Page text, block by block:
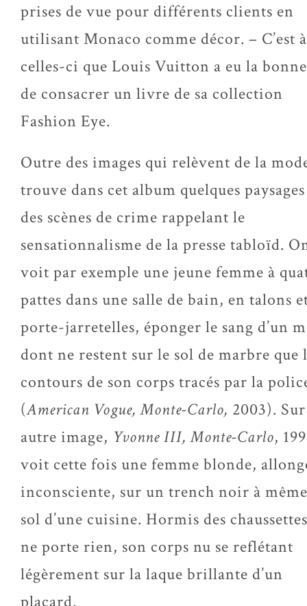
prises de vue pour différents clients en
utilisant Monaco comme décor. – C’est à
celles-ci que Louis Vuitton a eu la
de consacrer un livre de sa collection
Fashion Eye.
Outre des images qui relèvent de la
trouve dans cet album quelques
des scènes de crime rappelant le
sensationnalisme de la presse tabloïd.
voit par exemple une jeune femme à
pattes dans une salle de bain, en talons
porte-jarretelles, éponger le sang d’un
dont ne restent sur le sol de marbre que
contours de son corps tracés par la
(American Vogue, Monte-Carlo, 2003).
autre image, Yvonne III, Monte-Carlo,
voit cette fois une femme blonde,
inconsciente, sur un trench noir à
sol d’une cuisine. Hormis des
ne porte rien, son corps nu se reflétant
légèrement sur la laque brillante d’un
placard.